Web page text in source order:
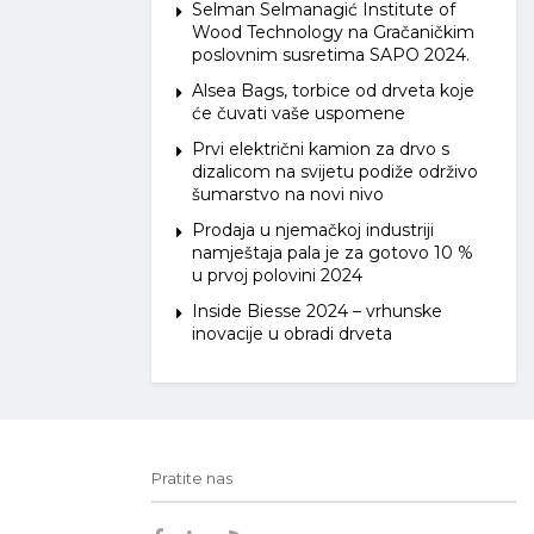
Selman Selmanagić Institute of
Wood Technology na Gračaničkim
poslovnim susretima SAPO 2024.
Alsea Bags, torbice od drveta koje
će čuvati vaše uspomene
Prvi električni kamion za drvo s
dizalicom na svijetu podiže održivo
šumarstvo na novi nivo
Prodaja u njemačkoj industriji
namještaja pala je za gotovo 10 %
u prvoj polovini 2024
Inside Biesse 2024 – vrhunske
inovacije u obradi drveta
Pratite nas